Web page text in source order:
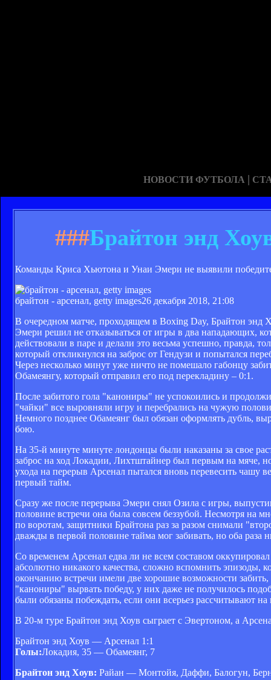
НОВОСТИ ФУТБОЛА |
###Брайтон энд
Команды Криса Хьютона и Унаи Эмери не выявили
брайтон - арсенал, getty images26 декабря 2018, 21:08
В очередном матче, проходящем в Boxing Day, Брайтон
Эмери решил не отказываться от игры в два нападающих,
действовали в паре и делали это весьма успешно, правда,
который откликнулся на заброс от Гендузи и попытался
Через несколько минут уже ничто не помешало габонцу
Обамеянгу, который отправил его под перекладину – 0:1.
После забитого гола "канониры" не успокоились и
"чайки" все выровняли игру и перебрались на чужую
Немного позднее Обамеянг был обязан оформлять дубль,
бою.
На 35-й минуте минуте лондонцы были наказаны за свое
заброс на ход Локадии, Лихтштайнер был первым на мяче,
ухода на перерыв Арсенал пытался вновь перевесить чашу
первый тайм.
Сразу же после перерыва Эмери снял Озила с игры,
половине встречи она была совсем беззубой. Несмотря на
по воротам, защитники Брайтона раз за разом снимали
дважды в первой половине тайма мог забивать, но оба раза
Со временем Арсенал едва ли не всем составом
абсолютно никакого качества, сложно вспомнить эпизоды,
окончанию встречи имели две хорошие возможности
"канониры" вырвать победу, у них даже не получилось
были обязаны побеждать, если они всерьез рассчитывают
В 20-м туре Брайтон энд Хоув сыграет с Эвертоном, а
Брайтон энд Хоув — Арсенал 1:1
Голы:Локадия, 35 — Обамеянг, 7
Брайтон энд Хоув: Райан — Монтойя, Даффи, Балогун,